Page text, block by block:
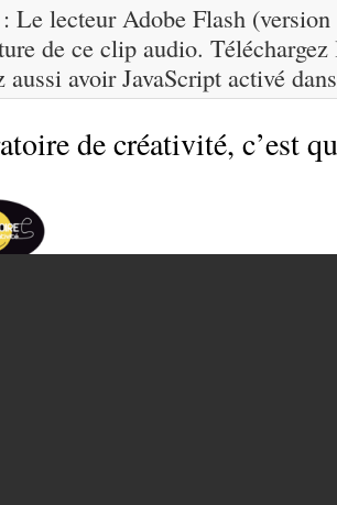
Le lecteur Adobe Flash (version
de ce clip audio.
aussi avoir JavaScript activé
de créativité, c’est